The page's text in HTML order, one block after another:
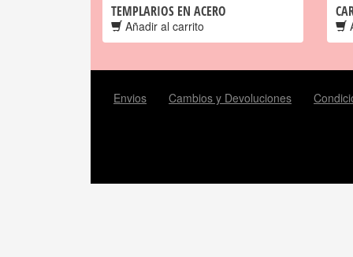
TEMPLARIOS EN ACERO
Añadir al carrito
Envios Cambios y Devoluciones